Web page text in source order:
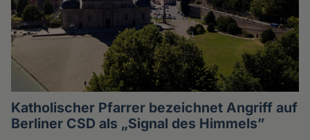
Katholischer Pfarrer bezeichnet Angriff auf
Berliner CSD als „Signal des Himmels”